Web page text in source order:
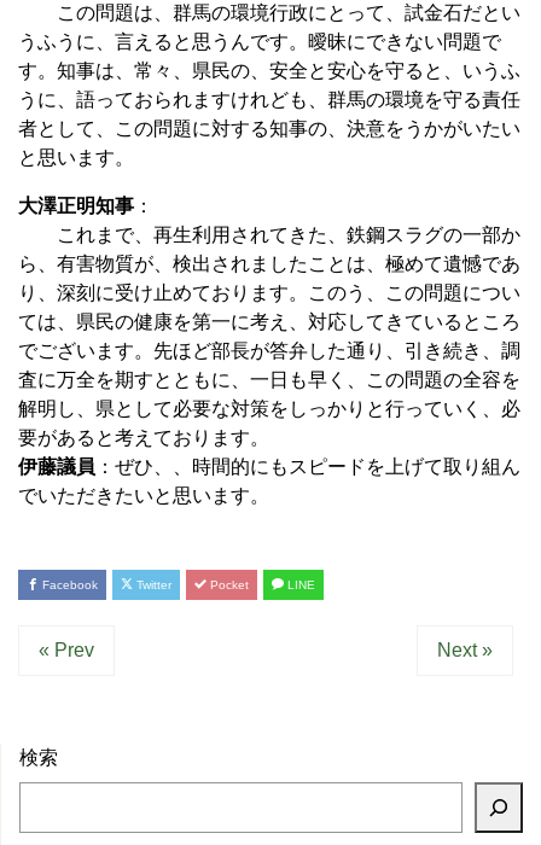
この問題は、群馬の環境行政にとって、試金石だとい
うふうに、言えると思うんです。曖昧にできない問題で
す。知事は、常々、県民の、安全と安心を守ると、いうふ
うに、語っておられますけれども、群馬の環境を守る責任
者として、この問題に対する知事の、決意をうかがいたい
と思います。
大澤正明知事 ：
これまで、再生利用されてきた、鉄鋼スラグの一部か
ら、有害物質が、検出されましたことは、極めて遺憾であ
り、深刻に受け止めております。このう、この問題につい
ては、県民の健康を第一に考え、対応してきているところ
でございます。先ほど部長が答弁した通り、引き続き、調
査に万全を期すとともに、一日も早く、この問題の全容を
解明し、県として必要な対策をしっかりと行っていく、必
要があると考えております。
伊藤議員 ：ぜひ、、時間的にもスピードを上げて取り組ん
でいただきたいと思います。
Facebook Twitter Pocket LINE
« Prev Next »
検索